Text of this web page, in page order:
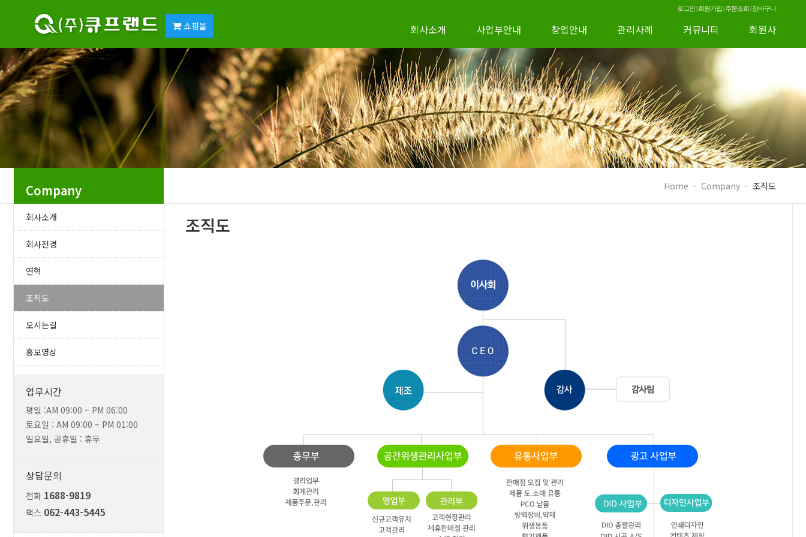
로그인|회원가입|주문조회|장바구니
쇼핑몰 회사소개 사업부안내 창업안내 관리사례 커뮤니티 회원사
Home - Company - 조직도
Company
회사소개
회사전경
연혁
조직도
오시는길
홍보영상
업무시간
평일 :AM 09:00 ~ PM 06:00
토요일 : AM 09:00 ~ PM 01:00
일요일, 공휴일 : 휴무
상담문의
전화 1688-9819
팩스 062-443-5445
조직도